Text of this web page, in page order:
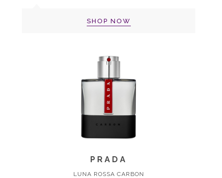
SHOP NOW
PRADA
LUNA ROSSA CARBON